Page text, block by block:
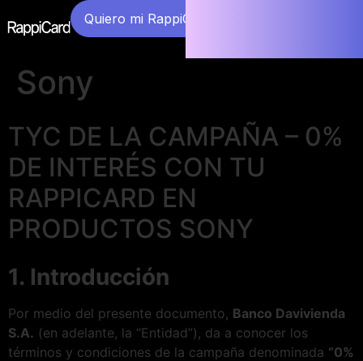
Quiero mi RappiCard
Sony
TYC DE LA CAMPAÑA – 0%
DE INTERÉS CON TU
RAPPICARD EN
PRODUCTOS SONY
1. Introducción
Por medio del presente documento, Banco Davivienda
S.A. (en adelante, la “Entidad”), da a conocer los
términos y condiciones de la campaña denominada “0%